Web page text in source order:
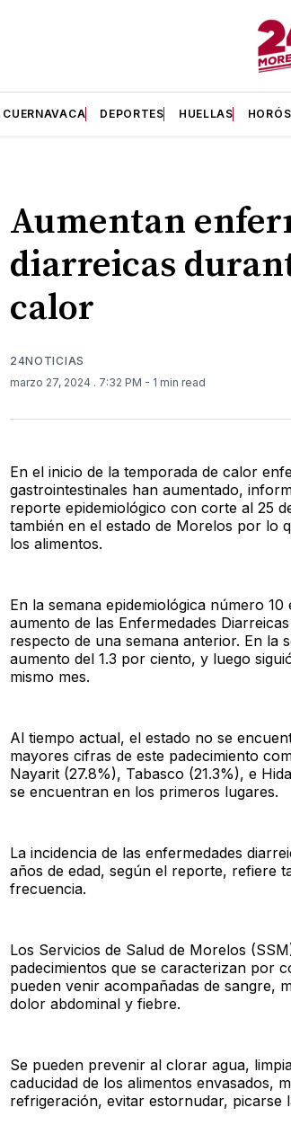
CUERNAVACA DEPORTES HUELLAS
Aumentan
diarreicas
calor
24NOTICIAS
marzo 27, 2024 . 7:32 PM - 1 min read
En el inicio de la temporada de calor
gastrointestinales han aumentado,
reporte epidemiológico con corte al 25
también en el estado de Morelos por lo
los alimentos.
En la semana epidemiológica número
aumento de las Enfermedades
respecto de una semana anterior. En la
aumento del 1.3 por ciento, y luego
mismo mes.
Al tiempo actual, el estado no se
mayores cifras de este padecimiento
Nayarit (27.8%), Tabasco (21.3%), e
se encuentran en los primeros lugares.
La incidencia de las enfermedades
años de edad, según el reporte, refiere
frecuencia.
Los Servicios de Salud de Morelos
padecimientos que se caracterizan por
pueden venir acompañadas de sangre,
dolor abdominal y fiebre.
Se pueden prevenir al clorar agua,
caducidad de los alimentos envasados,
refrigeración, evitar estornudar, picarse